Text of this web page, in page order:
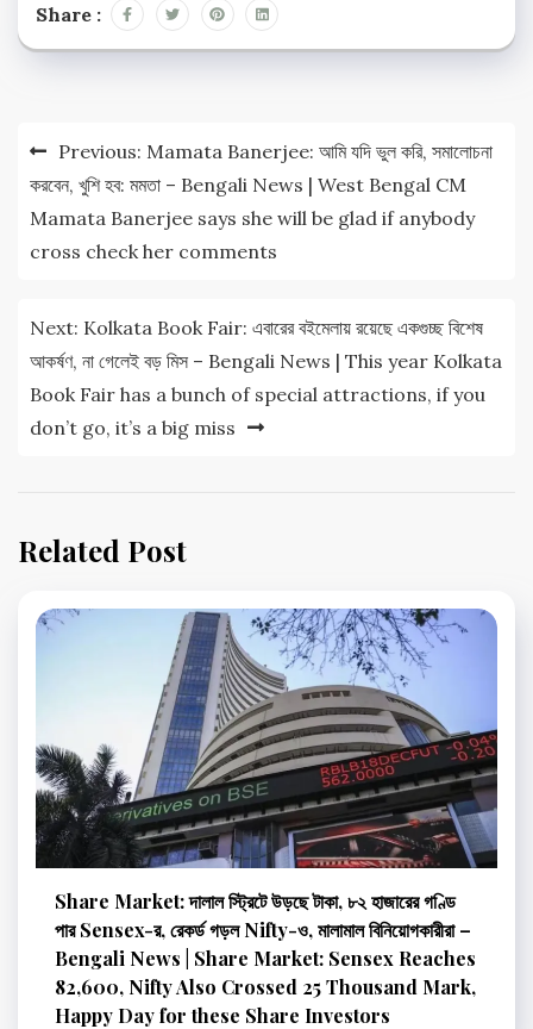
Share :
Post
navigation
Previous: Mamata Banerjee: আমি যদি ভুল করি, সমালোচনা
করবেন, খুশি হব: মমতা – Bengali News | West Bengal CM
Mamata Banerjee says she will be glad if anybody
cross check her comments
Next: Kolkata Book Fair: এবারের বইমেলায় রয়েছে একগুচ্ছ বিশেষ
আকর্ষণ, না গেলেই বড় মিস – Bengali News | This year Kolkata
Book Fair has a bunch of special attractions, if you
don’t go, it’s a big miss
Related Post
Share Market: দালাল স্ট্রিটে উড়ছে টাকা, ৮২ হাজারের গণ্ডি
পার Sensex-র, রেকর্ড গড়ল Nifty-ও, মালামাল বিনিয়োগকারীরা –
Bengali News | Share Market: Sensex Reaches
82,600, Nifty Also Crossed 25 Thousand Mark,
Happy Day for these Share Investors